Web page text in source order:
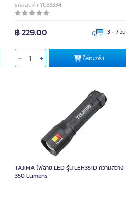
รหัสสินค้า YC88334
฿ 229.00 3 - 7 วัน
ใส่ตะกร้า
TAJIMA ไฟฉาย LED รุ่น LEH351D ความสว่าง
350 Lumens